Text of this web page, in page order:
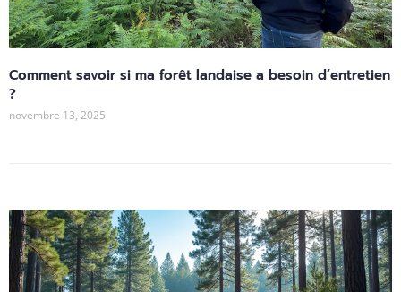
Comment savoir si ma forêt landaise a besoin d’entretien
?
novembre 13, 2025